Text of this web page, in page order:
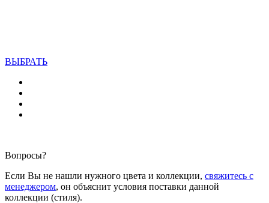
ВЫБРАТЬ
Вопросы?
Если Вы не нашли нужного цвета и коллекции, свяжитесь с
менеджером, он объяснит условия поставки данной
коллекции (стиля).